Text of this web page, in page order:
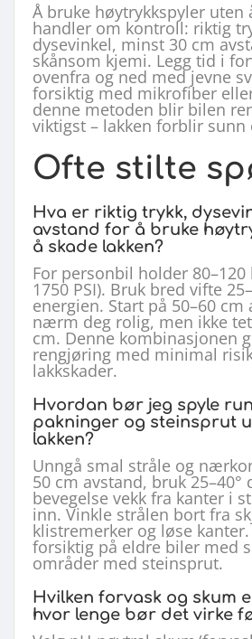
Å bruke høytrykkspyler uten
handler om kontroll: riktig
dysevinkel, minst 30 cm
skånsom kjemi. Legg tid i
ovenfra og ned med jevne
forsiktig med mikrofiber
denne metoden blir bilen
viktigst – lakken forblir sunn
Ofte stilte
Hva er riktig trykk,
avstand for å bruke
å skade lakken?
For personbil holder 80–120
1750 PSI). Bruk bred vifte
energien. Start på 50–60 cm
nærm deg rolig, men ikke
cm. Denne kombinasjonen
rengjøring med minimal
lakkskader.
Hvordan bør jeg spyle
pakninger og steinsprut
lakken?
Unngå smal stråle og
50 cm avstand, bruk 25–40°
bevegelse vekk fra kanter i
inn. Vinkle strålen bort fra
klistremerker og løse
forsiktig på eldre biler med
områder med steinsprut.
Hvilken forvask og skum
hvor lenge bør det virke